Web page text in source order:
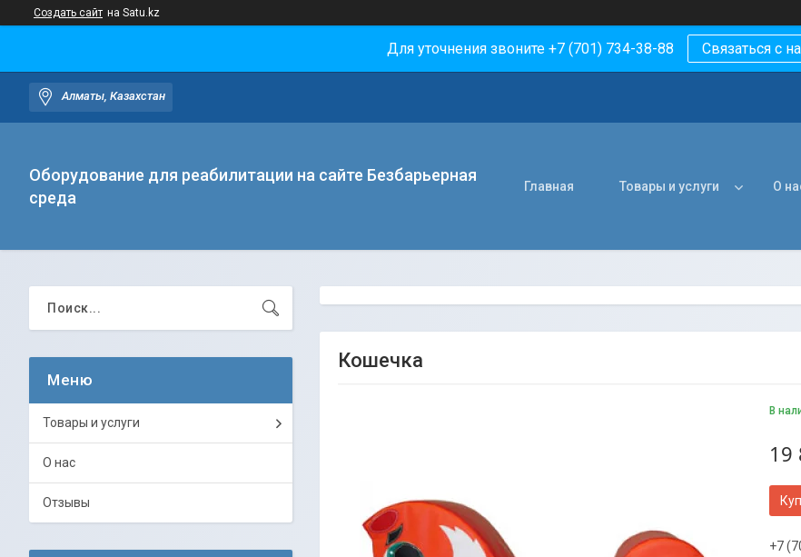
Создать сайт на Satu.kz
Для уточнения звоните +7 (701) 734-38-88 Связаться с
Алматы, Казахстан
Оборудование для реабилитации на сайте Безбарьерная
среда
Главная Товары и услуги О
Кошечка
В
19
+7
Товары и услуги
О нас
Отзывы